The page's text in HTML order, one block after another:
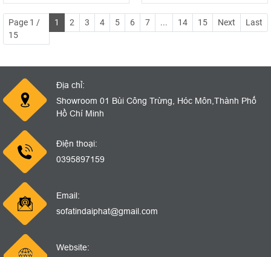
Page 1 /
15
1 2 3 4 5 6 7 ... 14 15 Next Last
Địa chỉ:
Showroom 01 Bùi Công Trừng, Hóc Môn,Thành Phố
Hồ Chí Minh
Điện thoại:
0395897159
Email:
sofatindaiphat@gmail.com
Website: